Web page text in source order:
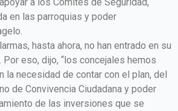
a los Comités de Seguridad,
en las parroquias y poder
hasta ahora, no han entrado en su
eso, dijo, “los concejales hemos
la necesidad de contar con el plan, del
de Convivencia Ciudadana y poder
de las inversiones que se